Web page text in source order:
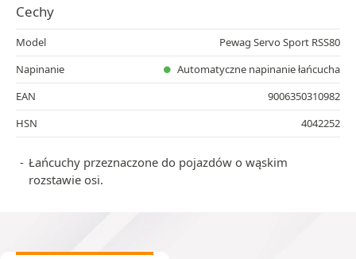
Cechy
Model
Pewag Servo Sport RSS80
Napinanie
Automatyczne napinanie łańcucha
EAN
9006350310982
HSN
4042252
Łańcuchy przeznaczone do pojazdów o wąskim
rozstawie osi.